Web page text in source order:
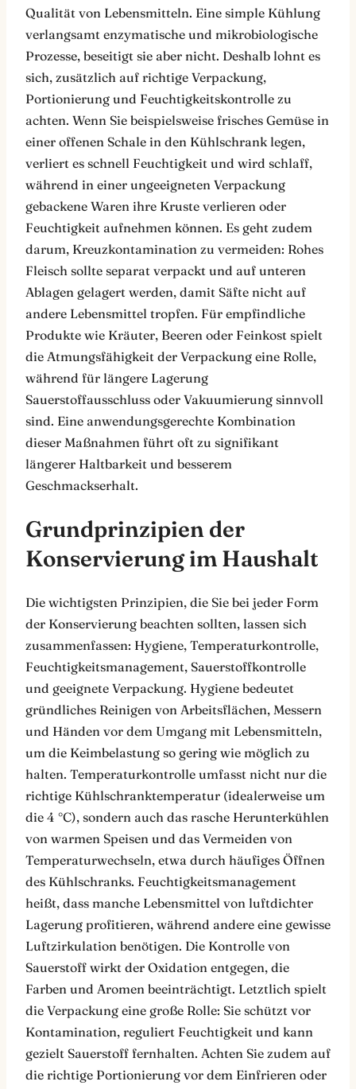
Qualität von Lebensmitteln. Eine simple Kühlung
verlangsamt enzymatische und mikrobiologische
Prozesse, beseitigt sie aber nicht. Deshalb lohnt es
sich, zusätzlich auf richtige Verpackung,
Portionierung und Feuchtigkeitskontrolle zu
achten. Wenn Sie beispielsweise frisches Gemüse in
einer offenen Schale in den Kühlschrank legen,
verliert es schnell Feuchtigkeit und wird schlaff,
während in einer ungeeigneten Verpackung
gebackene Waren ihre Kruste verlieren oder
Feuchtigkeit aufnehmen können. Es geht zudem
darum, Kreuzkontamination zu vermeiden: Rohes
Fleisch sollte separat verpackt und auf unteren
Ablagen gelagert werden, damit Säfte nicht auf
andere Lebensmittel tropfen. Für empfindliche
Produkte wie Kräuter, Beeren oder Feinkost spielt
die Atmungsfähigkeit der Verpackung eine Rolle,
während für längere Lagerung
Sauerstoffausschluss oder Vakuumierung sinnvoll
sind. Eine anwendungsgerechte Kombination
dieser Maßnahmen führt oft zu signifikant
längerer Haltbarkeit und besserem
Geschmackserhalt.
Grundprinzipien der
Konservierung im Haushalt
Die wichtigsten Prinzipien, die Sie bei jeder Form
der Konservierung beachten sollten, lassen sich
zusammenfassen: Hygiene, Temperaturkontrolle,
Feuchtigkeitsmanagement, Sauerstoffkontrolle
und geeignete Verpackung. Hygiene bedeutet
gründliches Reinigen von Arbeitsflächen, Messern
und Händen vor dem Umgang mit Lebensmitteln,
um die Keimbelastung so gering wie möglich zu
halten. Temperaturkontrolle umfasst nicht nur die
richtige Kühlschranktemperatur (idealerweise um
die 4 °C), sondern auch das rasche Herunterkühlen
von warmen Speisen und das Vermeiden von
Temperaturwechseln, etwa durch häufiges Öffnen
des Kühlschranks. Feuchtigkeitsmanagement
heißt, dass manche Lebensmittel von luftdichter
Lagerung profitieren, während andere eine gewisse
Luftzirkulation benötigen. Die Kontrolle von
Sauerstoff wirkt der Oxidation entgegen, die
Farben und Aromen beeinträchtigt. Letztlich spielt
die Verpackung eine große Rolle: Sie schützt vor
Kontamination, reguliert Feuchtigkeit und kann
gezielt Sauerstoff fernhalten. Achten Sie zudem auf
die richtige Portionierung vor dem Einfrieren oder